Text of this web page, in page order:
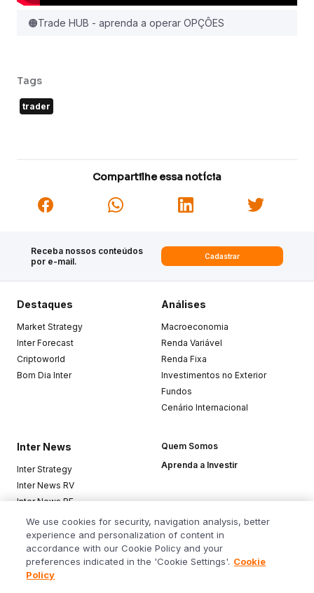
🟠Trade HUB - aprenda a operar OPÇÔES
Tags
trader
Compartilhe essa notícia
Receba nossos conteúdos
por e-mail.
Cadastrar
Destaques
Market Strategy
Inter Forecast
Criptoworld
Bom Dia Inter
Análises
Macroeconomia
Renda Variável
Renda Fixa
Investimentos no Exterior
Fundos
Cenário Internacional
Inter News
Inter Strategy
Inter News RV
Inter News RF
Top Funds
Quem Somos
Aprenda a Investir
Baixe o app
We use cookies for security, navigation analysis, better
experience and personalization of content in
accordance with our Cookie Policy and your
preferences indicated in the 'Cookie Settings'. Cookie
Policy